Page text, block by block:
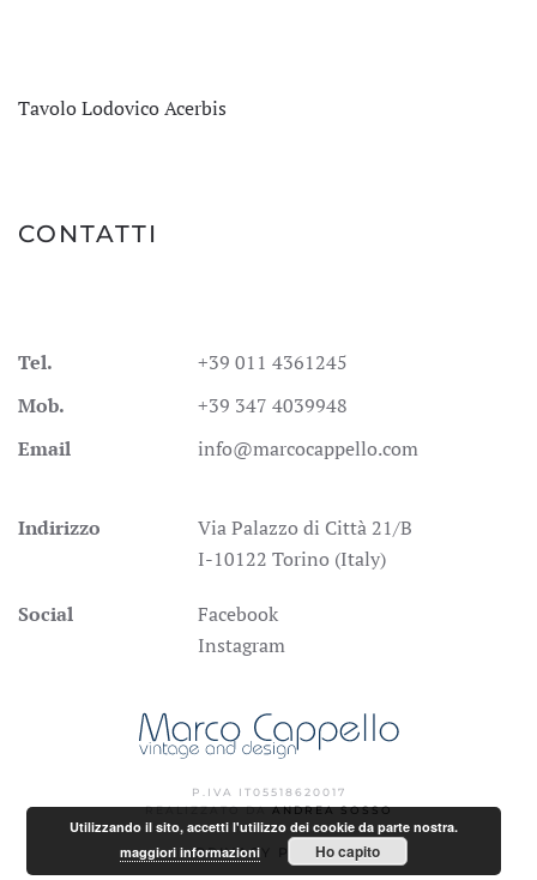
Tavolo Lodovico Acerbis
CONTATTI
Tel.
+39 011 4361245
Mob.
+39 347 4039948
Email
info@marcocappello.com
Indirizzo
Via Palazzo di Città 21/B
I-10122 Torino (Italy)
Social
Facebook
Instagram
P.IVA IT05518620017
REALIZZATO DAANDREA SOSSO
PRIVACY POLICY
Utilizzando il sito, accetti l'utilizzo dei cookie da parte nostra.
maggiori informazioni
Ho capito